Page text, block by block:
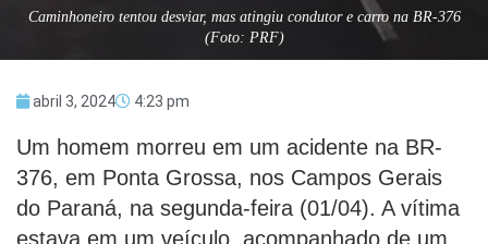
Caminhoneiro tentou desviar, mas atingiu condutor e carro na BR-376
(Foto: PRF)
abril 3, 2024 4:23 pm
Um homem morreu em um acidente na BR-
376, em Ponta Grossa, nos Campos Gerais
do Paraná, na segunda-feira (01/04). A vítima
estava em um veículo, acompanhado de um